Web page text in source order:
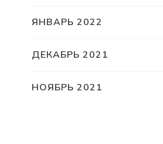
ЯНВАРЬ 2022
ДЕКАБРЬ 2021
НОЯБРЬ 2021